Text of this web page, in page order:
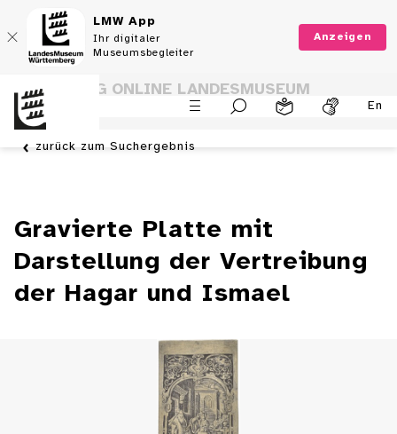
LMW App
Ihr digitaler
Museumsbegleiter
Anzeigen
En
SAMMLUNG ONLINE LANDESMUSEUM
WÜRTTEMBERG
zurück zum Suchergebnis
Gravierte Platte mit
Darstellung der Vertreibung
der Hagar und Ismael